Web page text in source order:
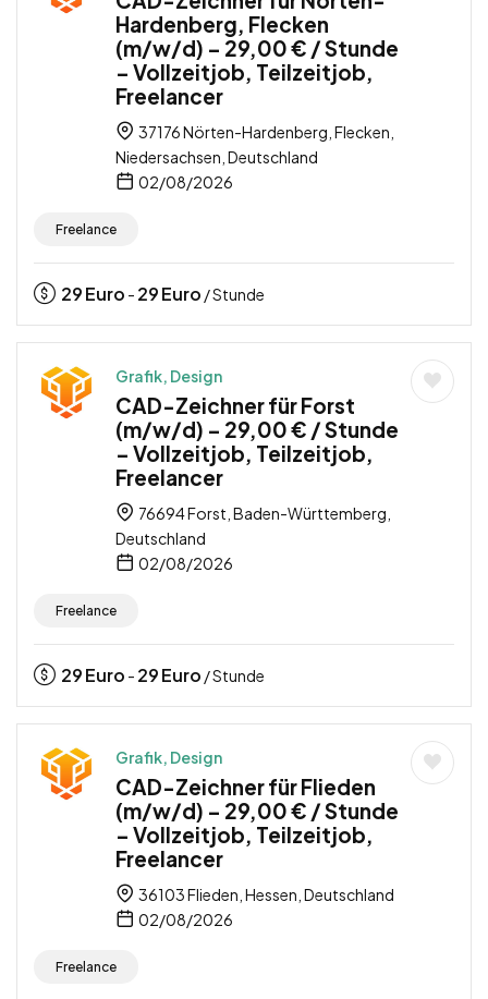
Hardenberg, Flecken
(m/w/d) – 29,00 € / Stunde
– Vollzeitjob, Teilzeitjob,
Freelancer
37176 Nörten-Hardenberg, Flecken,
Niedersachsen, Deutschland
02/08/2026
Freelance
29Euro - 29Euro / Stunde
Grafik, Design
CAD-Zeichner für Forst
(m/w/d) – 29,00 € / Stunde
– Vollzeitjob, Teilzeitjob,
Freelancer
76694 Forst, Baden-Württemberg,
Deutschland
02/08/2026
Freelance
29Euro - 29Euro / Stunde
Grafik, Design
CAD-Zeichner für Flieden
(m/w/d) – 29,00 € / Stunde
– Vollzeitjob, Teilzeitjob,
Freelancer
36103 Flieden, Hessen, Deutschland
02/08/2026
Freelance